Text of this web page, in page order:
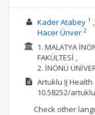
Kader Atabey1
Hacer Ünver2
1. MALATYA
FAKÜLTESİ ,
2. İNÖNÜ
Artuklu IJ Health
10.58252/
Check other